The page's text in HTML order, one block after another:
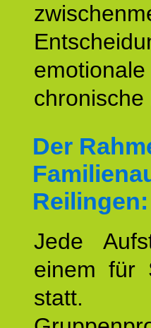
chronische
Der
Reilingen:
Jede
einem für
statt.